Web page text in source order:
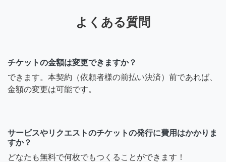
よくある質問
チケットの金額は変更できますか？
できます。本契約（依頼者様の前払い決済）前であれば、
金額の変更は可能です。
サービスやリクエストのチケットの発行に費用はかかりま
すか？
どなたも無料で何枚でもつくることができます！